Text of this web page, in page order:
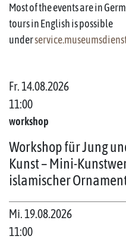
Most of the events are in
tours in English is possible
under
Fr. 14.08.2026
11:00
workshop
Workshop für Jung
Kunst – Mini-
islamischer
Mi. 19.08.2026
11:00